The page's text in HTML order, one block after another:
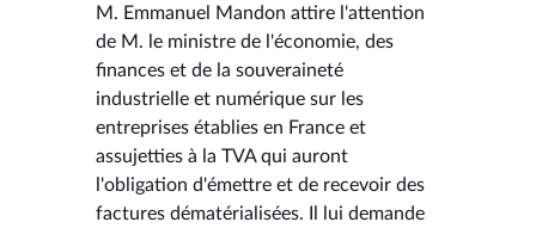
M. Emmanuel Mandon attire l'attention
de M. le ministre de l'économie, des
finances et de la souveraineté
industrielle et numérique sur les
entreprises établies en France et
assujetties à la TVA qui auront
l'obligation d'émettre et de recevoir des
factures dématérialisées. Il lui demande